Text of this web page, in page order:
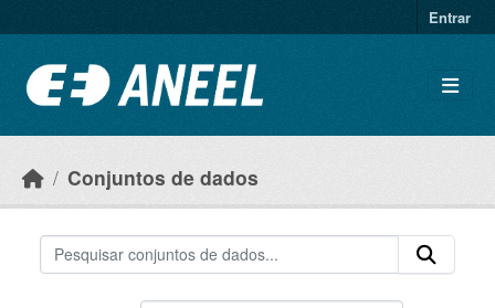
Entrar
Conjuntos de dados